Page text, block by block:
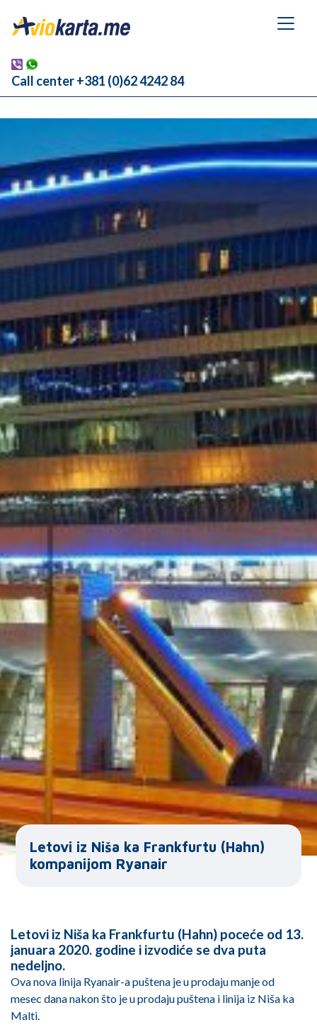
Call center +381 (0)62 4242 84
Letovi iz Niša ka Frankfurtu (Hahn)
kompanijom Ryanair
Letovi iz Niša ka Frankfurtu (Hahn) poceće od 13.
januara 2020. godine i izvodiće se dva puta
nedeljno.
Ova nova linija Ryanair-a puštena je u prodaju manje od
mesec dana nakon što je u prodaju puštena i linija iz Niša ka
Malti.